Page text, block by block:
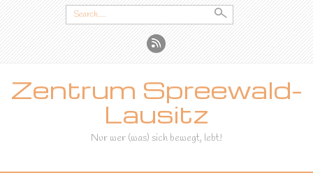
Search
for:
Zentrum Spreewald-
Lausitz
Nur wer (was) sich bewegt, lebt!